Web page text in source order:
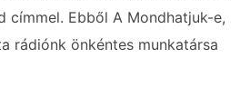
címmel. Ebből A Mondhatjuk-e,
rádiónk önkéntes munkatársa